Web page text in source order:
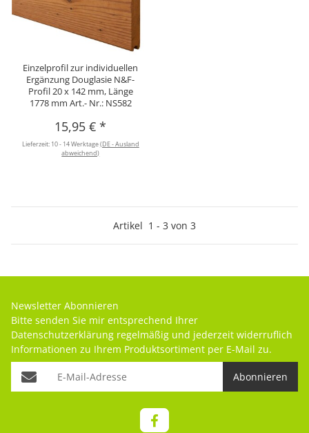
Einzelprofil zur individuellen
Ergänzung Douglasie N&F-
Profil 20 x 142 mm, Länge
1778 mm Art.- Nr.: NS582
15,95 €*
Lieferzeit: 10 - 14 Werktage(DE - Ausland
abweichend)
Artikel 1 - 3 von 3
Newsletter Abonnieren
Bitte senden Sie mir entsprechend Ihrer
Datenschutzerklärung regelmäßig und jederzeit widerruflich
Informationen zu Ihrem Produktsortiment per E-Mail zu.
Abonnieren